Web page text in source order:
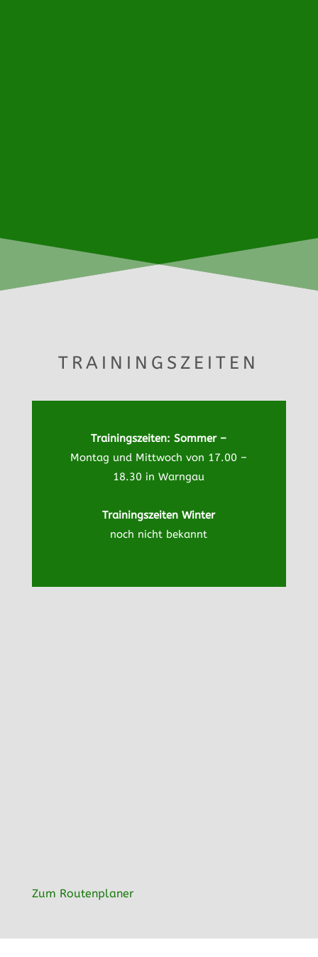
TRAININGSZEITEN
Trainingszeiten: Sommer –
Montag und Mittwoch von 17.00 –
18.30 in Warngau
Trainingszeiten Winter
noch nicht bekannt
Zum Routenplaner